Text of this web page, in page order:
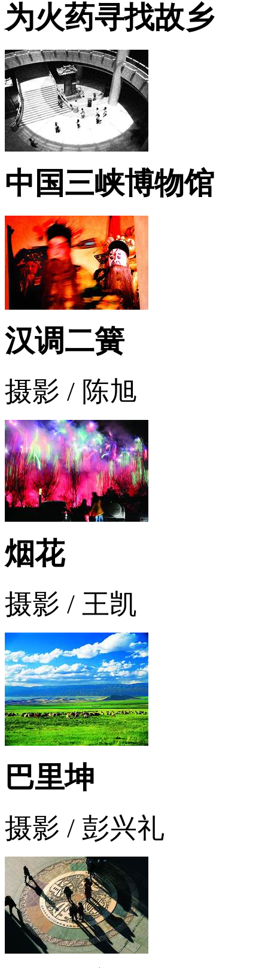
为火药寻找故乡
中国三峡博物馆
汉调二簧
摄影 / 陈旭
烟花
摄影 / 王凯
巴里坤
摄影 / 彭兴礼